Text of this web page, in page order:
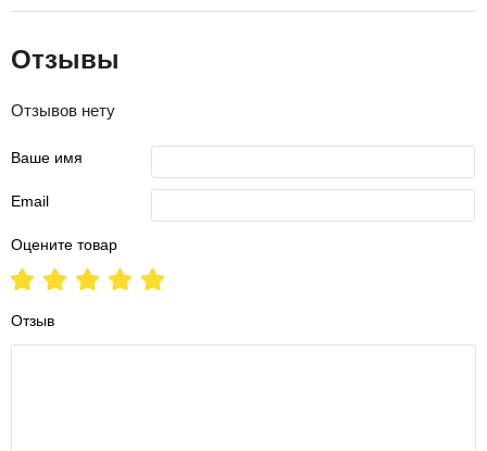
Отзывы
Отзывов нету
Ваше имя
Email
Оцените товар
Отзыв